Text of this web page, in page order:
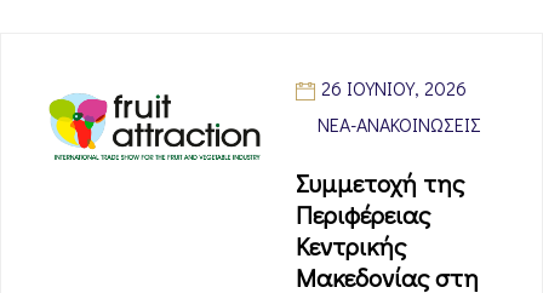
26 ΙΟΥΝΊΟΥ, 2026
ΝΈΑ-ΑΝΑΚΟΙΝΏΣΕΙΣ
Συμμετοχή της
Περιφέρειας
Κεντρικής
Μακεδονίας στη